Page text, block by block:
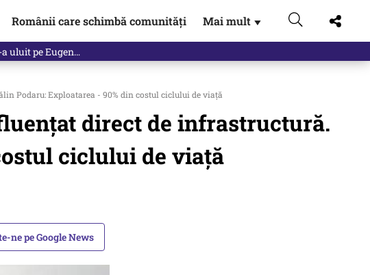
Românii care schimbă comunități Mai mult ▼
românii
Podaru: Exploatarea - 90% din costul ciclului de viață
direct de infrastructură.
ciclului de viață
ne pe Google News